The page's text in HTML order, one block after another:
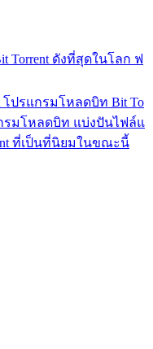
Torrent ดังที่สุดในโลก ฟ
โปรแกรมโหลดบิท Bit To
รมโหลดบิท แบ่งปันไฟล์แ
ที่เป็นที่นิยมในขณะนี้